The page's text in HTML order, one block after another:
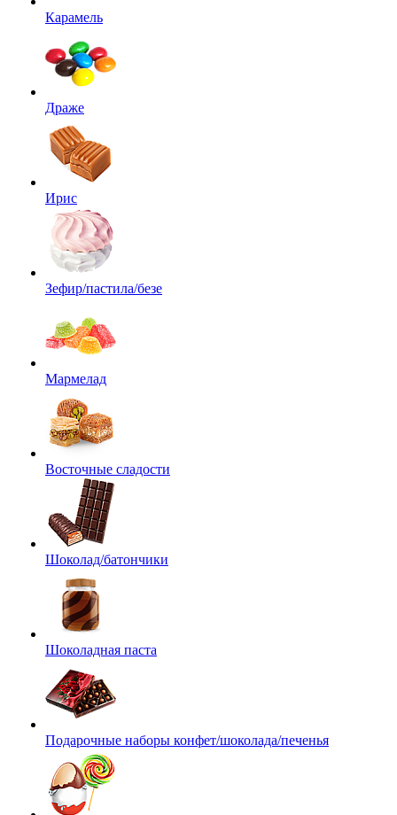
Карамель
Драже
Ирис
Зефир/пастила/безе
Мармелад
Восточные сладости
Шоколад/батончики
Шоколадная паста
Подарочные наборы конфет/шоколада/печенья